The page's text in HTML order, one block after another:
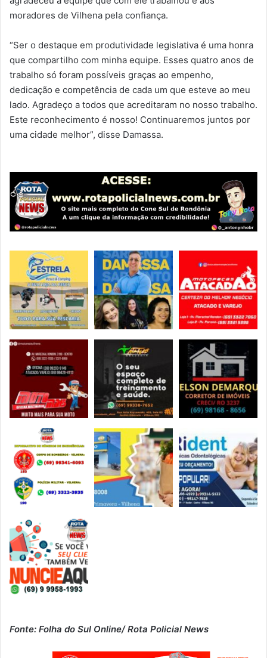
moradores de Vilhena pela confiança.
“Ser o destaque em produtividade legislativa é uma honra
que compartilho com minha equipe. Esses quatro anos de
trabalho só foram possíveis graças ao empenho,
dedicação e competência de cada um que esteve ao meu
lado. Agradeço a todos que acreditaram no nosso trabalho.
Este reconhecimento é nosso! Continuaremos juntos por
uma cidade melhor”, disse Damassa.
Fonte: Folha do Sul Online/ Rota Policial News